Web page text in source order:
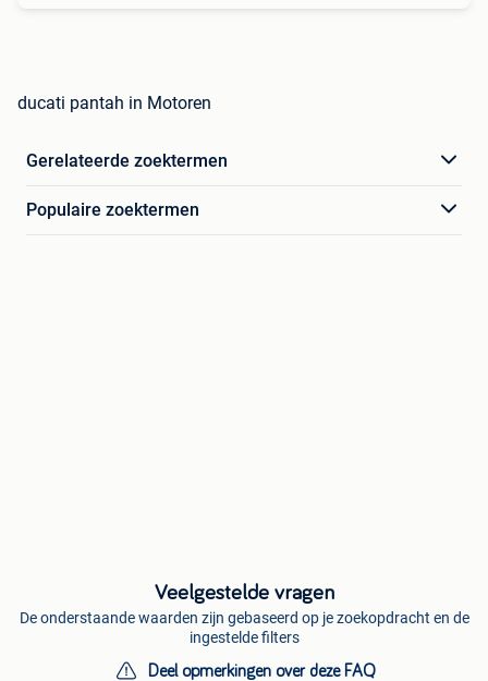
ducati pantah in Motoren
Gerelateerde zoektermen
Populaire zoektermen
Veelgestelde vragen
De onderstaande waarden zijn gebaseerd op je zoekopdracht en de
ingestelde filters
Deel opmerkingen over deze FAQ